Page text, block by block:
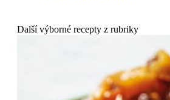
Další výborné recepty z rubriky